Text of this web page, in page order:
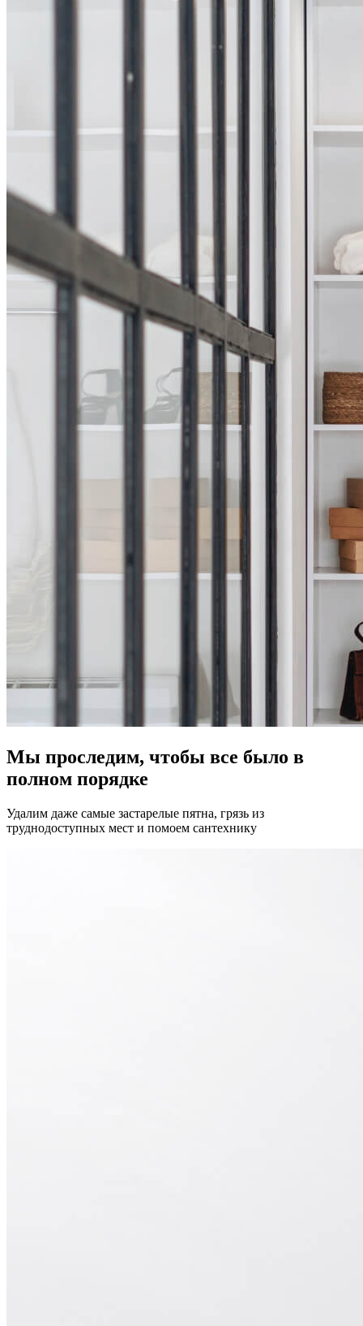
Мы проследим, чтобы все было в
полном порядке
Удалим даже самые застарелые пятна, грязь из
труднодоступных мест и помоем сантехнику